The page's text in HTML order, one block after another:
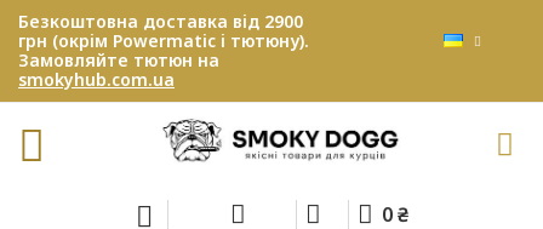
Безкоштовна доставка від 2900
грн (окрім Powermatic і тютюну).
Замовляйте тютюн на
smokyhub.com.ua
0 ₴